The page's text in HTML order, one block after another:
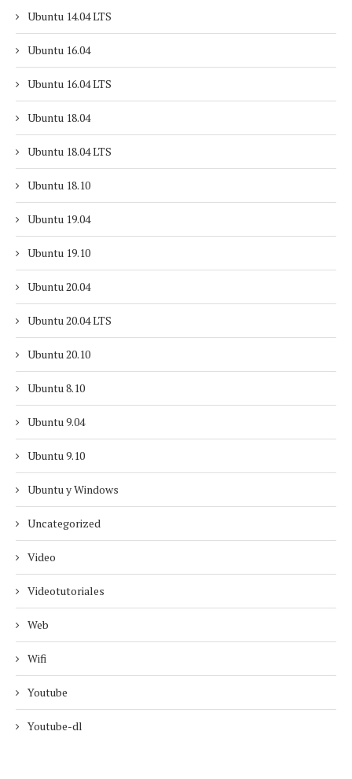
Ubuntu 14.04 LTS
Ubuntu 16.04
Ubuntu 16.04 LTS
Ubuntu 18.04
Ubuntu 18.04 LTS
Ubuntu 18.10
Ubuntu 19.04
Ubuntu 19.10
Ubuntu 20.04
Ubuntu 20.04 LTS
Ubuntu 20.10
Ubuntu 8.10
Ubuntu 9.04
Ubuntu 9.10
Ubuntu y Windows
Uncategorized
Video
Videotutoriales
Web
Wifi
Youtube
Youtube-dl